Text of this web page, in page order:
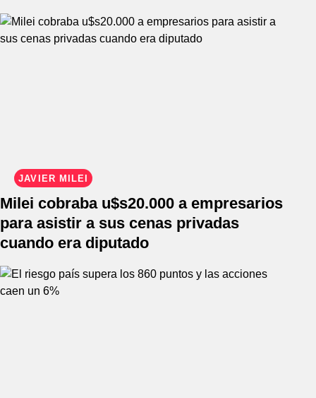
JAVIER MILEI
Milei cobraba u$s20.000 a empresarios
para asistir a sus cenas privadas
cuando era diputado